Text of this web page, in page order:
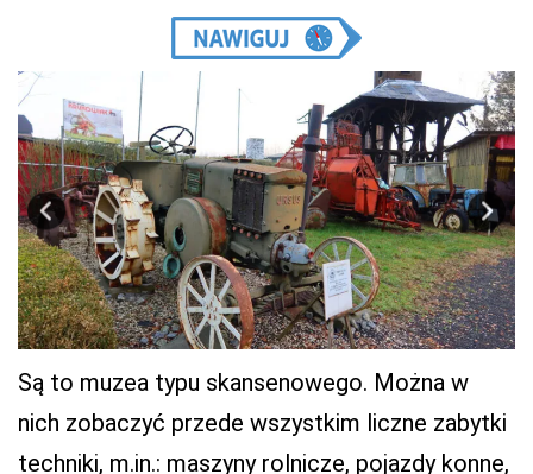
Są to muzea typu skansenowego. Można w
nich zobaczyć przede wszystkim liczne zabytki
techniki, m.in.: maszyny rolnicze, pojazdy konne,